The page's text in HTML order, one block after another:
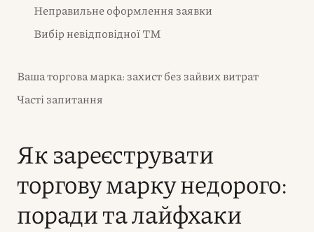
Неправильне оформлення заявки
Вибір невідповідної ТМ
Ваша торгова марка: захист без зайвих витрат
Часті запитання
Як зареєструвати
торгову марку недорого:
поради та лайфхаки